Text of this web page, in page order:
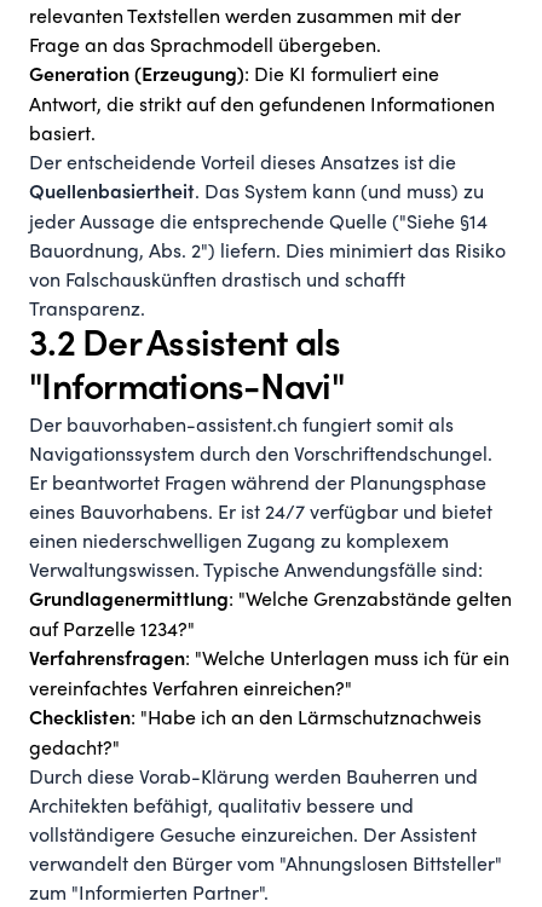
relevanten Textstellen werden zusammen mit der
Frage an das Sprachmodell übergeben.
Generation (Erzeugung): Die KI formuliert eine
Antwort, die strikt auf den gefundenen Informationen
basiert.
Der entscheidende Vorteil dieses Ansatzes ist die
Quellenbasiertheit. Das System kann (und muss) zu
jeder Aussage die entsprechende Quelle ("Siehe §14
Bauordnung, Abs. 2") liefern. Dies minimiert das Risiko
von Falschauskünften drastisch und schafft
Transparenz.
3.2 Der Assistent als
"Informations-Navi"
Der bauvorhaben-assistent.ch fungiert somit als
Navigationssystem durch den Vorschriftendschungel.
Er beantwortet Fragen während der Planungsphase
eines Bauvorhabens. Er ist 24/7 verfügbar und bietet
einen niederschwelligen Zugang zu komplexem
Verwaltungswissen. Typische Anwendungsfälle sind:
Grundlagenermittlung: "Welche Grenzabstände gelten
auf Parzelle 1234?"
Verfahrensfragen: "Welche Unterlagen muss ich für ein
vereinfachtes Verfahren einreichen?"
Checklisten: "Habe ich an den Lärmschutznachweis
gedacht?"
Durch diese Vorab-Klärung werden Bauherren und
Architekten befähigt, qualitativ bessere und
vollständigere Gesuche einzureichen. Der Assistent
verwandelt den Bürger vom "Ahnungslosen Bittsteller"
zum "Informierten Partner".